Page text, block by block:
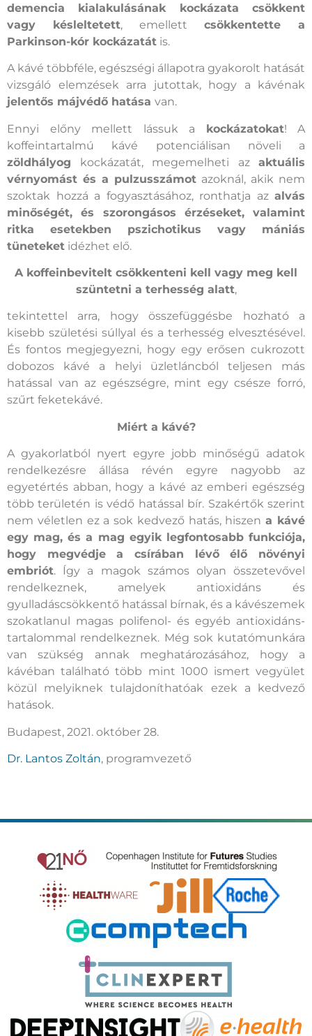
demencia kialakulásának kockázata csökkent
vagy késleltetett, emellett csökkentette a
Parkinson-kór kockázatát is.
A kávé többféle, egészségi állapotra gyakorolt hatását
vizsgáló elemzések arra jutottak, hogy a kávénak
jelentős májvédő hatása van.
Ennyi előny mellett lássuk a kockázatokat! A
koffeintartalmú kávé potenciálisan növeli a
zöldhályog kockázatát, megemelheti az aktuális
vérnyomást és a pulzusszámot azoknál, akik nem
szoktak hozzá a fogyasztásához, ronthatja az alvás
minőségét, és szorongásos érzéseket, valamint
ritka esetekben pszichotikus vagy mániás
tüneteket idézhet elő.
A koffeinbevitelt csökkenteni kell vagy meg kell
szüntetni a terhesség alatt,
tekintettel arra, hogy összefüggésbe hozható a
kisebb születési súllyal és a terhesség elvesztésével.
És fontos megjegyezni, hogy egy erősen cukrozott
dobozos kávé a helyi üzletláncból teljesen más
hatással van az egészségre, mint egy csésze forró,
szűrt feketekávé.
Miért a kávé?
A gyakorlatból nyert egyre jobb minőségű adatok
rendelkezésre állása révén egyre nagyobb az
egyetértés abban, hogy a kávé az emberi egészség
több területén is védő hatással bír. Szakértők szerint
nem véletlen ez a sok kedvező hatás, hiszena kávé
egy mag, és a mag egyik legfontosabb funkciója,
hogy megvédje a csírában lévő élő növényi
embriót. Így a magok számos olyan összetevővel
rendelkeznek, amelyek antioxidáns és
gyulladáscsökkentő hatással bírnak, és a kávészemek
szokatlanul magas polifenol- és egyéb antioxidáns-
tartalommal rendelkeznek. Még sok kutatómunkára
van szükség annak meghatározásához, hogy a
kávéban található több mint 1000 ismert vegyület
közül melyiknek tulajdoníthatóak ezek a kedvező
hatások.
Budapest, 2021. október 28.
Dr. Lantos Zoltán, programvezető